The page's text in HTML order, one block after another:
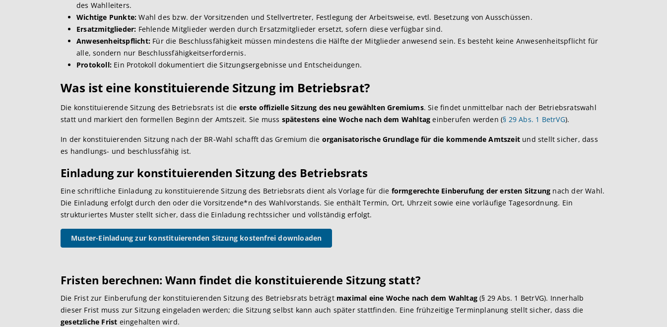
des Wahlleiters.
Wichtige Punkte: Wahl des bzw. der Vorsitzenden und Stellvertreter, Festlegung der Arbeitsweise, evtl. Besetzung von Ausschüssen.
Ersatzmitglieder: Fehlende Mitglieder werden durch Ersatzmitglieder ersetzt, sofern diese verfügbar sind.
Anwesenheitspflicht: Für die Beschlussfähigkeit müssen mindestens die Hälfte der Mitglieder anwesend sein. Es besteht keine Anwesenheitspflicht für
alle, sondern nur Beschlussfähigkeitserfordernis.
Protokoll: Ein Protokoll dokumentiert die Sitzungsergebnisse und Entscheidungen.
Was ist eine konstituierende Sitzung im Betriebsrat?
Die konstituierende Sitzung des Betriebsrats ist die erste offizielle Sitzung des neu gewählten Gremiums. Sie findet unmittelbar nach der Betriebsratswahl
statt und markiert den formellen Beginn der Amtszeit. Sie muss spätestens eine Woche nach dem Wahltag einberufen werden (§ 29 Abs. 1 BetrVG).
In der konstituierenden Sitzung nach der BR-Wahl schafft das Gremium die organisatorische Grundlage für die kommende Amtszeit und stellt sicher, dass
es handlungs- und beschlussfähig ist.
Einladung zur konstituierenden Sitzung des Betriebsrats
Eine schriftliche Einladung zu konstituierende Sitzung des Betriebsrats dient als Vorlage für die formgerechte Einberufung der ersten Sitzung nach der Wahl.
Die Einladung erfolgt durch den oder die Vorsitzende*n des Wahlvorstands. Sie enthält Termin, Ort, Uhrzeit sowie eine vorläufige Tagesordnung. Ein
strukturiertes Muster stellt sicher, dass die Einladung rechtssicher und vollständig erfolgt.
Muster-Einladung zur konstituierenden Sitzung kostenfrei downloaden
Fristen berechnen: Wann findet die konstituierende Sitzung statt?
Die Frist zur Einberufung der konstituierenden Sitzung des Betriebsrats beträgtmaximal eine Woche nach dem Wahltag (§ 29 Abs. 1 BetrVG). Innerhalb
dieser Frist muss zur Sitzung eingeladen werden; die Sitzung selbst kann auch später stattfinden. Eine frühzeitige Terminplanung stellt sicher, dass die
gesetzliche Frist eingehalten wird.